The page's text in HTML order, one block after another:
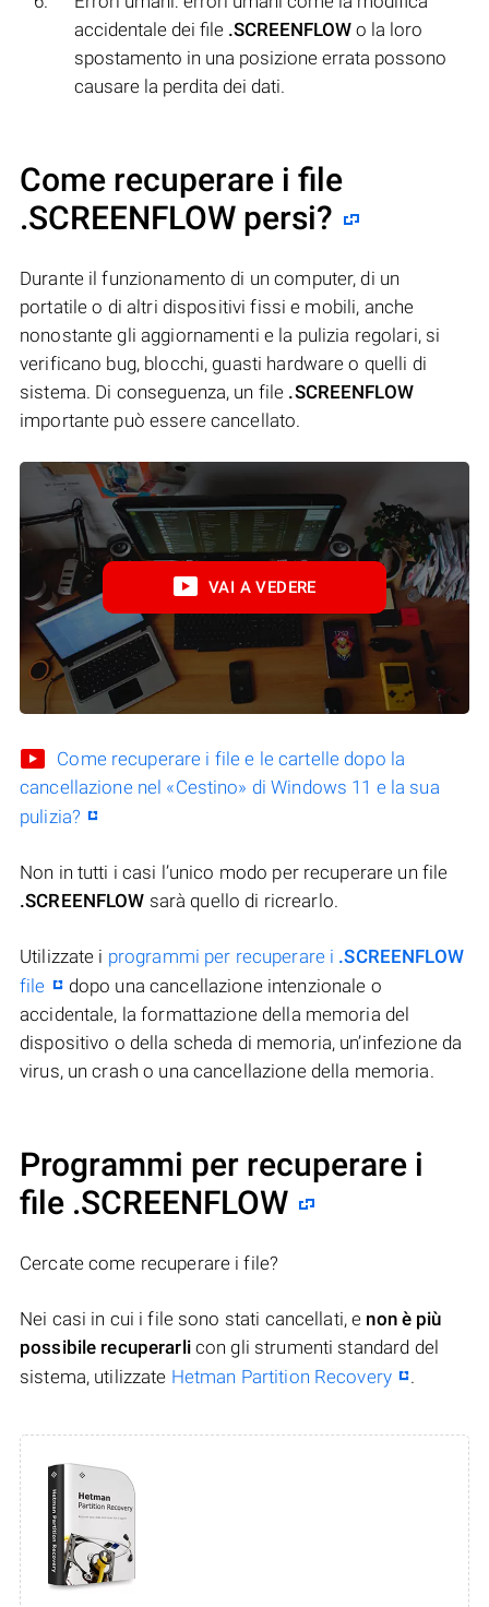
accidentale dei file .SCREENFLOW o la loro
spostamento in una posizione errata possono
causare la perdita dei dati.
Come recuperare i file
.SCREENFLOW persi?
Durante il funzionamento di un computer, di un
portatile o di altri dispositivi fissi e mobili, anche
nonostante gli aggiornamenti e la pulizia regolari, si
verificano bug, blocchi, guasti hardware o quelli di
sistema. Di conseguenza, un file .SCREENFLOW
importante può essere cancellato.
VAI A VEDERE
Come recuperare i file e le cartelle dopo la
cancellazione nel «Cestino» di Windows 11 e la sua
pulizia?
Non in tutti i casi l’unico modo per recuperare un file
.SCREENFLOW sarà quello di ricrearlo.
Utilizzate i programmi per recuperare i .SCREENFLOW
file
dopo una cancellazione intenzionale o
accidentale, la formattazione della memoria del
dispositivo o della scheda di memoria, un’infezione da
virus, un crash o una cancellazione della memoria.
Programmi per recuperare i
file .SCREENFLOW
Cercate come recuperare i file?
Nei casi in cui i file sono stati cancellati, e non è più
possibile recuperarlicon gli strumenti standard del
sistema, utilizzate Hetman Partition Recovery .